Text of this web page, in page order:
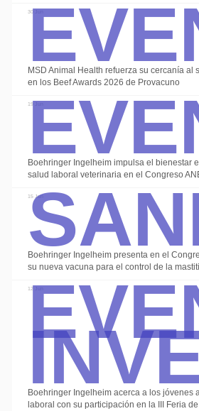
30 Jun
MSD Animal Health refuerza su cercanía al
en los Beef Awards 2026 de Provacuno
19 Jun
Boehringer Ingelheim impulsa el bienestar
salud laboral veterinaria en el Congreso
15 Jun
Boehringer Ingelheim presenta en el
su nueva vacuna para el control de la
12 Jun
Boehringer Ingelheim acerca a los jóvenes
laboral con su participación en la III Feria